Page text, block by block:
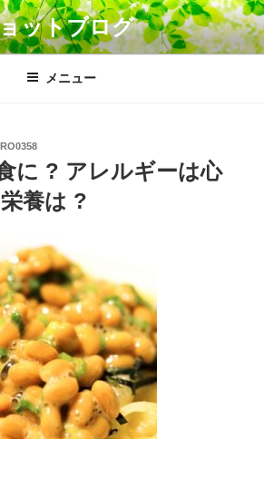
ットブログ
メニュー
に ? アレルギーは心
養は ?